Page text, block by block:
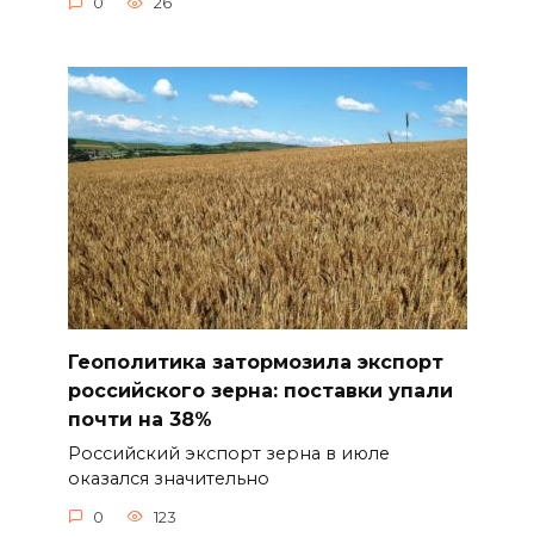
Геополитика затормозила экспорт
российского зерна: поставки упали
почти на 38%
Российский экспорт зерна в июле
оказался значительно
0 123